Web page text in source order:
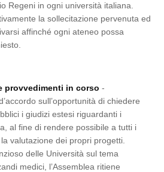
Regeni in ogni università italiana.
la sollecitazione pervenuta ed
affinché ogni ateneo possa
provvedimenti in corso -
sull’opportunità di chiedere
i giudizi estesi riguardanti i
al fine di rendere possibile a tutti i
valutazione dei propri progetti.
delle Università sul tema
medici, l’Assemblea ritiene